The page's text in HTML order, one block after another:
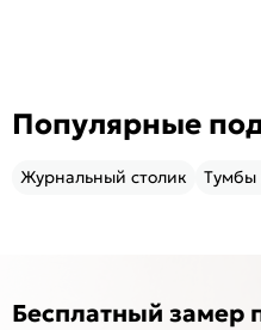
Популярные
Журнальный столик Тумбы
Бесплатный замер